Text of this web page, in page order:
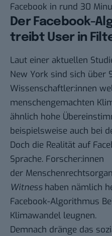
Facebook in rund 30
Der Facebook-
treibt User in
Laut einer aktuellen
New York sind sich über
Wissenschaftler:innen
menschengemachten
ähnlich hohe
beispielsweise auch bei
Doch die Realität auf
Sprache. Forscher:innen
der
Witness haben nämlich
Facebook-Algorithmus
Klimawandel leugnen.
Demnach dränge das